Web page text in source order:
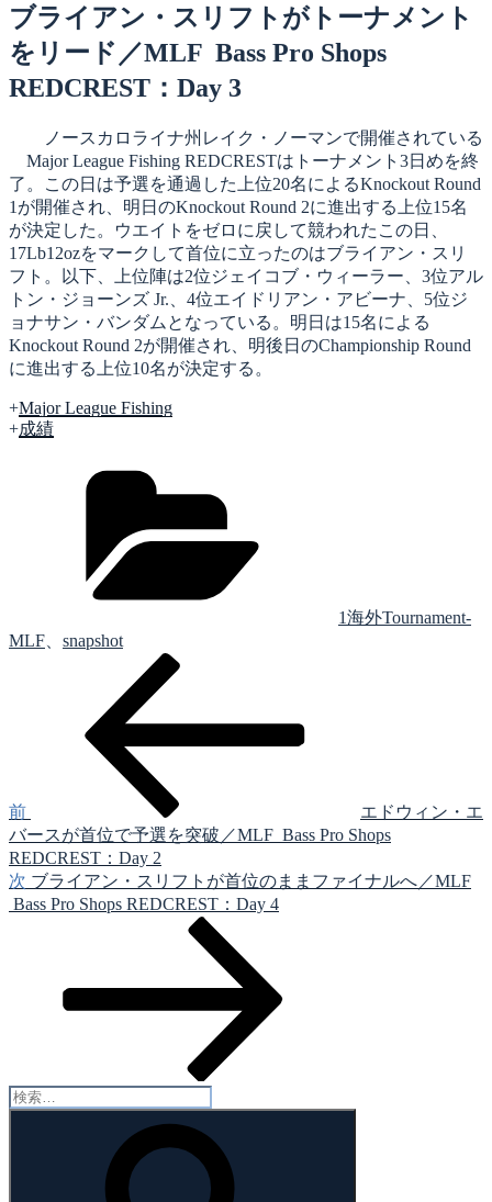
日:
ブライアン・スリフトがトーナメント
をリード／MLF Bass Pro Shops
REDCREST：Day 3
ノースカロライナ州レイク・ノーマンで開催されている
Major League Fishing REDCRESTはトーナメント3日めを終
了。この日は予選を通過した上位20名によるKnockout Round
1が開催され、明日のKnockout Round 2に進出する上位15名
が決定した。ウエイトをゼロに戻して競われたこの日、
17Lb12ozをマークして首位に立ったのはブライアン・スリ
フト。以下、上位陣は2位ジェイコブ・ウィーラー、3位アル
トン・ジョーンズ Jr.、4位エイドリアン・アビーナ、5位ジ
ョナサン・バンダムとなっている。明日は15名による
Knockout Round 2が開催され、明後日のChampionship Round
に進出する上位10名が決定する。
+Major League Fishing
+成績
1海外Tournament-
MLF
snapshot
ゲ
ー
シ
ョ
前
エドウィン・エ
バースが首位で予選を突破／MLF Bass Pro Shops
REDCREST：Day 2
次
の
次 ブライアン・スリフトが首位のままファイナルへ／MLF
Bass Pro Shops REDCREST：Day 4
検